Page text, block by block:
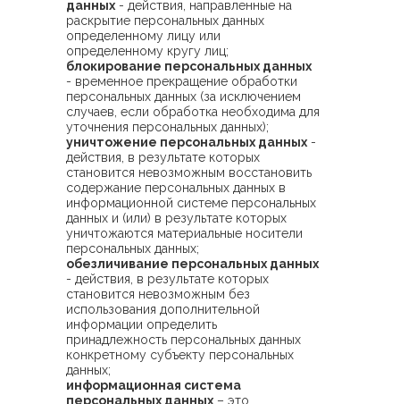
данных - действия, направленные на
раскрытие персональных данных
определенному лицу или
определенному кругу лиц;
блокирование персональных данных
- временное прекращение обработки
персональных данных (за исключением
случаев, если обработка необходима для
уточнения персональных данных);
уничтожение персональных данных -
действия, в результате которых
становится невозможным восстановить
содержание персональных данных в
информационной системе персональных
данных и (или) в результате которых
уничтожаются материальные носители
персональных данных;
обезличивание персональных данных
- действия, в результате которых
становится невозможным без
использования дополнительной
информации определить
принадлежность персональных данных
конкретному субъекту персональных
данных;
информационная система
персональных данных – это